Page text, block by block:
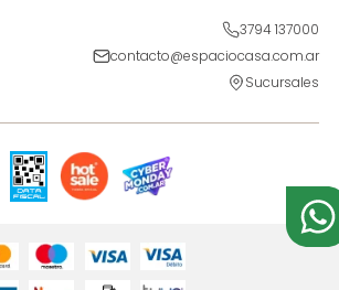
3794 137000
contacto@espaciocasa.com.ar
Sucursales